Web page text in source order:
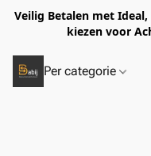
Veilig Betalen met
kiezen voor
Per categorie